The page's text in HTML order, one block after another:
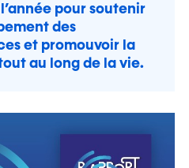
pour soutenir
des
et promouvoir la
au long de la vie.